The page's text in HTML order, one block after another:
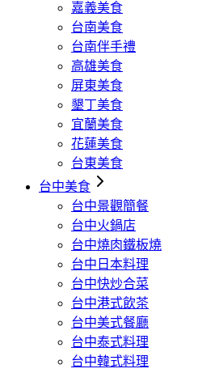
嘉義美食
台南美食
台南伴手禮
高雄美食
屏東美食
墾丁美食
宜蘭美食
花蓮美食
台東美食
台中美食
台中景觀簡餐
台中火鍋店
台中燒肉鐵板燒
台中日本料理
台中快炒合菜
台中港式飲茶
台中美式餐廳
台中泰式料理
台中韓式料理